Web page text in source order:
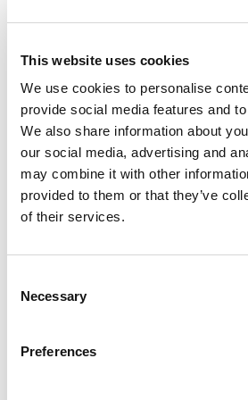
This website uses cookies
We use cookies to personalise
provide social media features and
We also share information about
our social media, advertising and
may combine it with other
provided to them or that they’ve
of their services.
Selection
Necessary
Preferences
cargo 1.5 tsi 116cv business
Nuovo
€ 33.934 IVA esclusa
€ 37.297
Cambio
Alimentazione